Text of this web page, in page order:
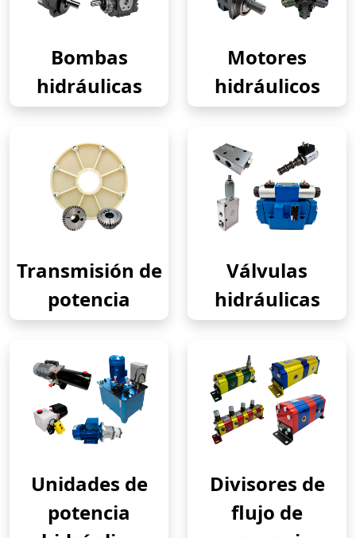
Bombas
hidráulicas
Motores
hidráulicos
Transmisión de
potencia
Válvulas
hidráulicas
Unidades de
potencia
Divisores de
flujo de